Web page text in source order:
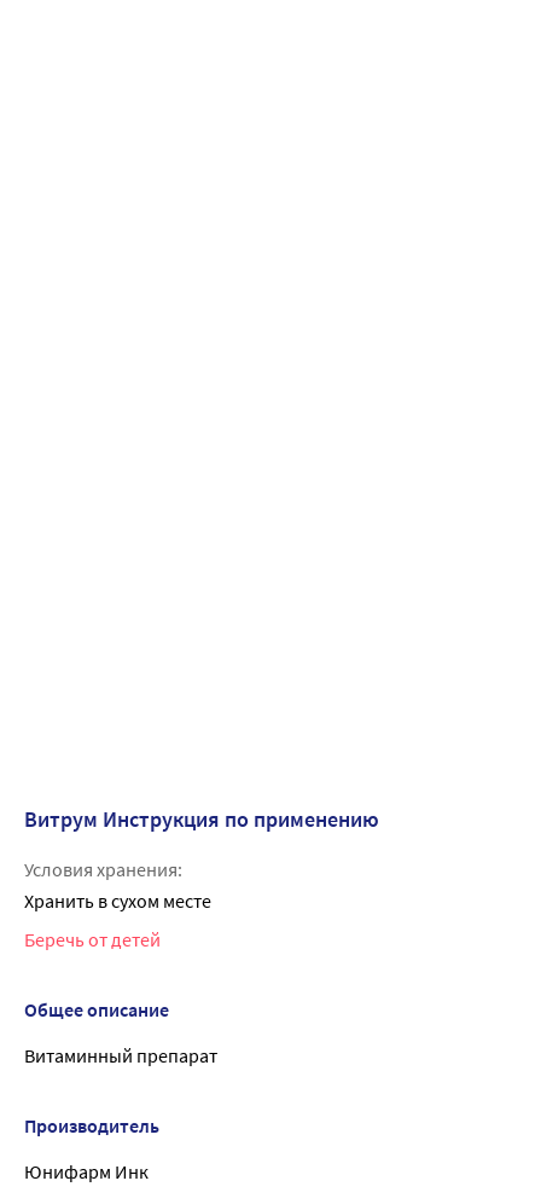
Витрум Инструкция по применению
Условия хранения:
Хранить в сухом месте
Беречь от детей
Общее описание
Витаминный препарат
Производитель
Юнифарм Инк